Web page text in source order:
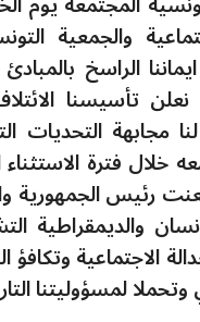
والجمعية
الراسخ
تأسيسنا
مجابهة
فترة
رئيس الجمهورية
والديمقراطية
الاجتماعية
لمسؤوليتنا